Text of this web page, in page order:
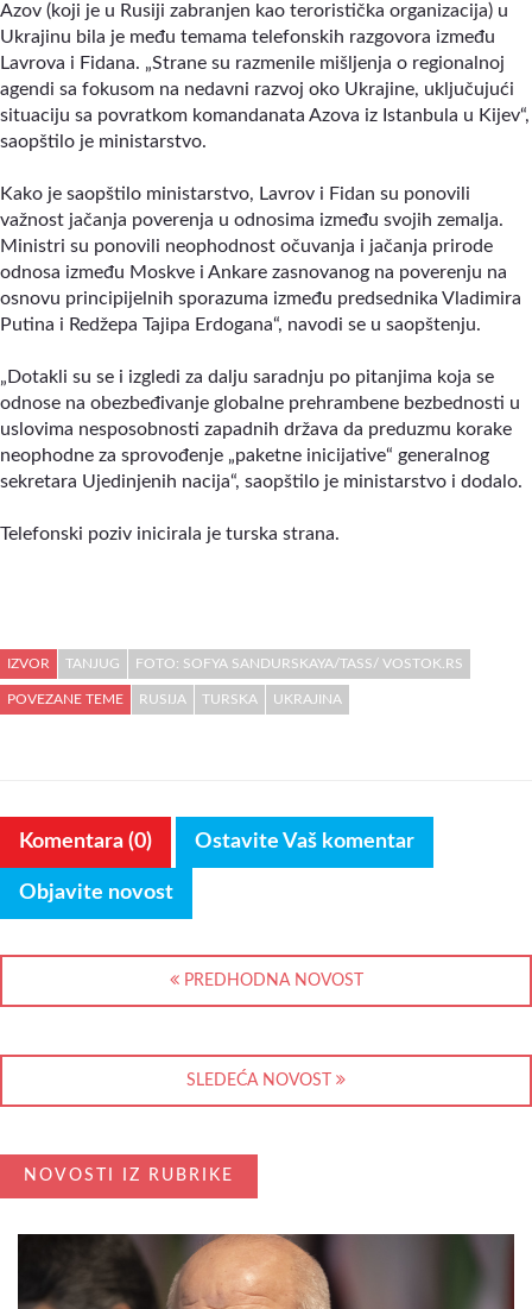
Azov (koji je u Rusiji zabranjen kao teroristička organizacija) u
Ukrajinu bila je među temama telefonskih razgovora između
Lavrova i Fidana. „Strane su razmenile mišljenja o regionalnoj
agendi sa fokusom na nedavni razvoj oko Ukrajine, uključujući
situaciju sa povratkom komandanata Azova iz Istanbula u Kijev“,
saopštilo je ministarstvo.
Kako je saopštilo ministarstvo, Lavrov i Fidan su ponovili
važnost jačanja poverenja u odnosima između svojih zemalja.
Ministri su ponovili neophodnost očuvanja i jačanja prirode
odnosa između Moskve i Ankare zasnovanog na poverenju na
osnovu principijelnih sporazuma između predsednika Vladimira
Putina i Redžepa Tajipa Erdogana“, navodi se u saopštenju.
„Dotakli su se i izgledi za dalju saradnju po pitanjima koja se
odnose na obezbeđivanje globalne prehrambene bezbednosti u
uslovima nesposobnosti zapadnih država da preduzmu korake
neophodne za sprovođenje „paketne inicijative“ generalnog
sekretara Ujedinjenih nacija“, saopštilo je ministarstvo i dodalo.
Telefonski poziv inicirala je turska strana.
IZVOR TANJUG FOTO: SOFYA SANDURSKAYA/TASS/ VOSTOK.RS
POVEZANE TEME RUSIJA TURSKA UKRAJINA
Komentara (0) Ostavite Vaš komentar
Objavite novost
PREDHODNA NOVOST
SLEDEĆA NOVOST
NOVOSTI IZ RUBRIKE